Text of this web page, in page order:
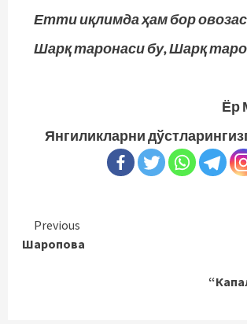
Етти иқлимда ҳам бор
Шарқ таронаси бу, Шарқ
Ёр
Янгиликларни
Continue
Reading
Previous
Шаропова